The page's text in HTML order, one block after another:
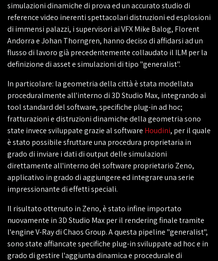
simulazioni dinamiche di prova ed un accurato studio di
reference video inerenti spettacolari distruzioni ed esplosioni
di immensi palazzi, i supervisori ai VFX Mike Balog, Florent
Andorra e Johan Thorngren, hanno deciso di affidarsi ad un
flusso di lavoro già precedentemente collaudato il ILM per la
definizione di asset e simulazioni di tipo "generalist".
In particolare: la geometria della città è stata modellata
proceduralmente all'interno di 3D Studio Max, integrando ai
tool standard del software, specifiche plug-in ad hoc;
fratturazioni e distruzioni dinamiche della geometria sono
state invece sviluppate grazie al software Houdini, per il quale
è stato possibile sfruttare una procedura proprietaria in
grado di inviare i dati di output delle simulazioni
direttamente all'interno del software proprietario Zeno,
applicativo in grado di aggiungere ed integrare una serie
impressionante di effetti speciali.
Il risultato ottenuto in Zeno, è stato infine importato
nuovamente in 3D Studio Max per il rendering finale tramite
l'engine V-Ray di Chaos Group. A questa pipeline "generalist",
sono state affiancate specifiche plug-in sviluppate ad hoc e in
grado di gestire l'aggiunta dinamica e procedurale di